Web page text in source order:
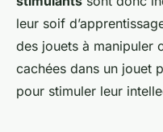
leur soif
des jouets à manipuler
cachées dans un jouet
pour stimuler leur